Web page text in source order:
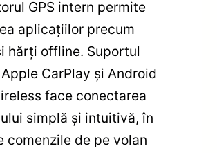
GPS intern permite
aplicațiilor precum
hărți offline. Suportul
CarPlay și Android
face conectarea
simplă și intuitivă, în
comenzile de pe volan